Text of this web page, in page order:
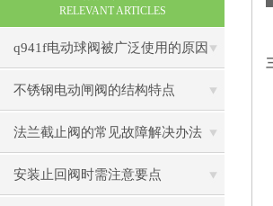
RELEVANT ARTICLES
q941f电动球阀被广泛使用的原因
不锈钢电动闸阀的结构特点
法兰截止阀的常见故障解决办法
安装止回阀时需注意要点